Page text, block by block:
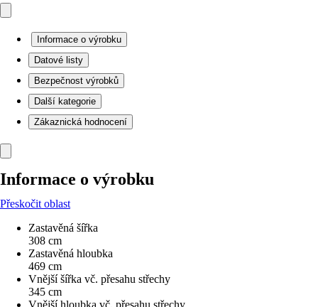
Informace o výrobku
Datové listy
Bezpečnost výrobků
Další kategorie
Zákaznická hodnocení
Informace o výrobku
Přeskočit oblast
Zastavěná šířka
308 cm
Zastavěná hloubka
469 cm
Vnější šířka vč. přesahu střechy
345 cm
Vnější hloubka vč. přesahu střechy